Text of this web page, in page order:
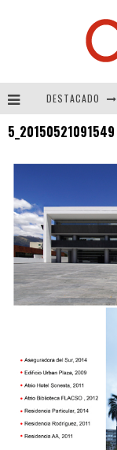
DESTACADO
5_20150521091549